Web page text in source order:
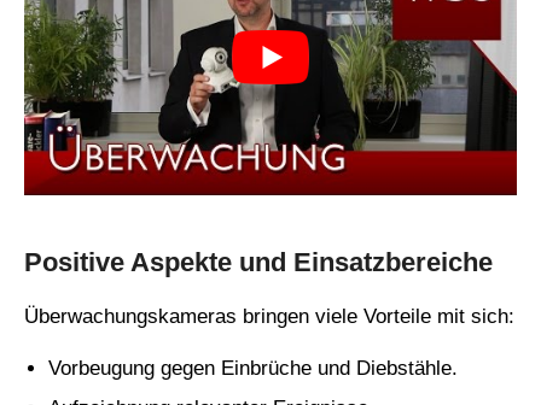
Positive Aspekte und Einsatzbereiche
Überwachungskameras bringen viele Vorteile mit sich:
Vorbeugung gegen Einbrüche und Diebstähle.